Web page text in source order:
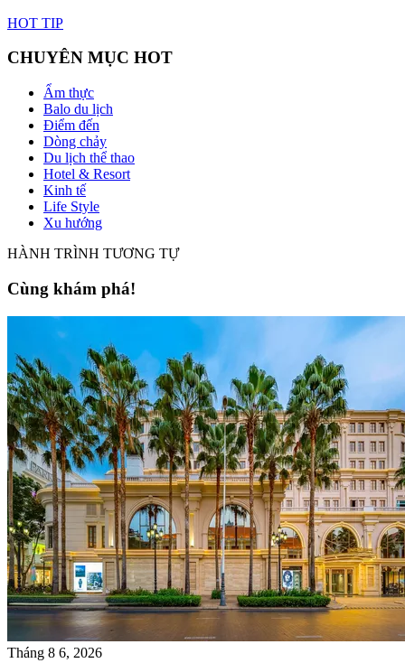
HOT TIP
CHUYÊN MỤC HOT
Ẩm thực
Balo du lịch
Điểm đến
Dòng chảy
Du lịch thể thao
Hotel & Resort
Kinh tế
Life Style
Xu hướng
HÀNH TRÌNH TƯƠNG TỰ
Cùng khám phá!
Tháng 8 6, 2026